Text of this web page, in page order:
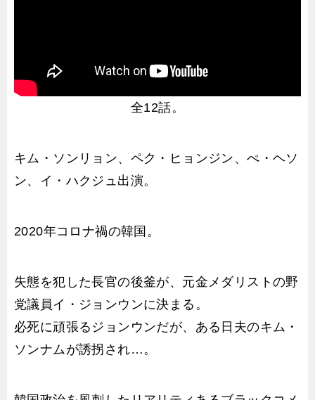
全12話。
キム・ソンリョン、ペク・ヒョンジン、ぺ・ヘソ
ン、イ・ハクジュ出演。
2020年コロナ禍の韓国。
失態を犯した長官の後釜が、元金メダリストの野
党議員イ・ジョンウンに決まる。
必死に頑張るジョンウンだが、ある日夫のキム・
ソンナムが誘拐され…。